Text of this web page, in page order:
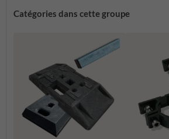
Catégories dans cette groupe